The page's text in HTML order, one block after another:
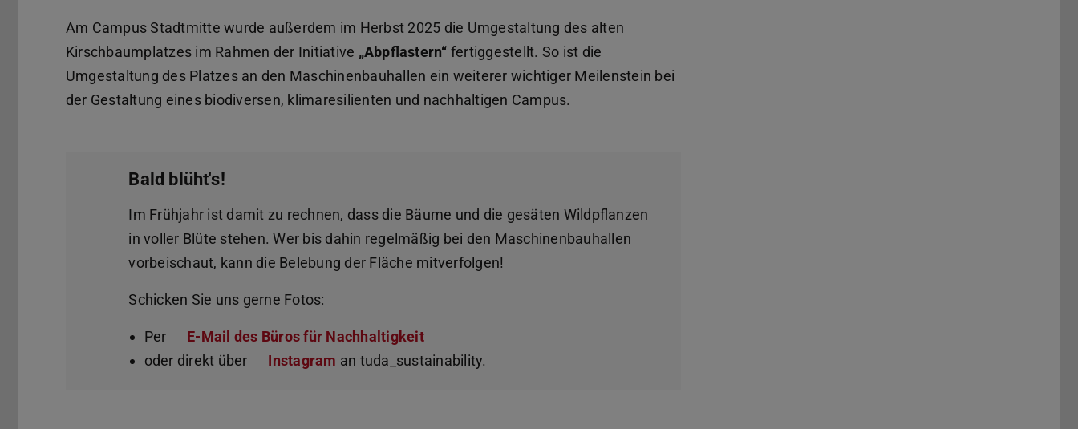
Am Campus Stadtmitte wurde außerdem im Herbst 2025 die Umgestaltung des alten
Kirschbaumplatzes im Rahmen der Initiative „Abpflastern“ fertiggestellt. So ist die
Umgestaltung des Platzes an den Maschinenbauhallen ein weiterer wichtiger Meilenstein bei
der Gestaltung eines biodiversen, klimaresilienten und nachhaltigen Campus.
Bald blüht's!
Im Frühjahr ist damit zu rechnen, dass die Bäume und die gesäten Wildpflanzen
in voller Blüte stehen. Wer bis dahin regelmäßig bei den Maschinenbauhallen
vorbeischaut, kann die Belebung der Fläche mitverfolgen!
Schicken Sie uns gerne Fotos:
Per
E-Mail des Büros für Nachhaltigkeit
oder direkt über
Instagram an tuda_sustainability.